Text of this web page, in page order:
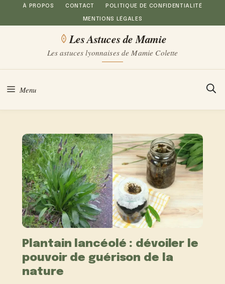
Aller
au
À PROPOS CONTACT POLITIQUE DE CONFIDENTIALITÉ
MENTIONS LÉGALES
Les Astuces de Mamie
Les astuces lyonnaises de Mamie Colette
Menu
Plantain lancéolé : dévoiler le
pouvoir de guérison de la
nature